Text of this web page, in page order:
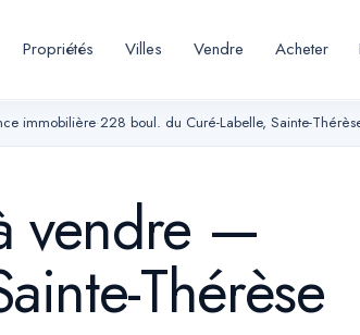
la
Propriétés Villes Vendre Acheter
immobilière·228 boul. du Curé-Labelle, Sainte-
vendre —
Thérèse